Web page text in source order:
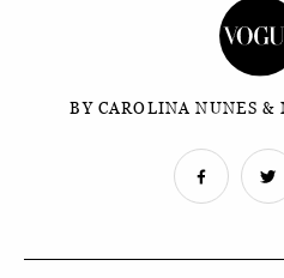
BY CAROLINA NUNES &